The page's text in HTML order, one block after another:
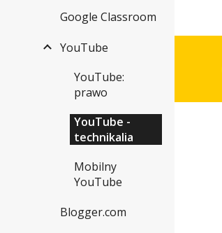
Google Classroom
YouTube
YouTube:
prawo
YouTube -
technikalia
Mobilny
YouTube
Blogger.com